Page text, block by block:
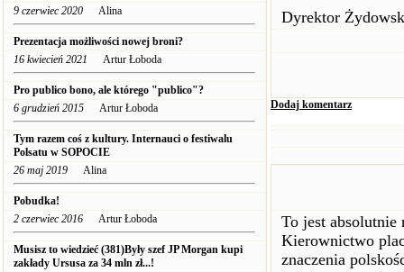
9 czerwiec 2020 Alina
Prezentacja możliwości nowej broni?
16 kwiecień 2021 Artur Łoboda
Pro publico bono, ale którego "publico"?
6 grudzień 2015 Artur Łoboda
Tym razem coś z kultury. Internauci o festiwalu
Polsatu w SOPOCIE
26 maj 2019 Alina
Pobudka!
2 czerwiec 2016 Artur Łoboda
Musisz to wiedzieć (381)Były szef JP Morgan kupi
zakłady Ursusa za 34 mln zł...!
Dyrektor
Dodaj komentarz
To jest absolutnie
Kierownictwo
znaczenia